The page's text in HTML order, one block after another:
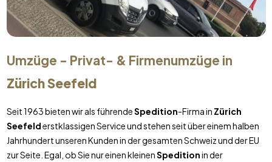
Umzüge - Privat- & Firmenumzüge in
Zürich Seefeld
Seit 1963 bieten wir als führendeSpedition-Firma in Zürich
Seefelderstklassigen Service und stehen seit über einem halben
Jahrhundert unseren Kunden in der gesamten Schweiz und der EU
zur Seite. Egal, ob Sie nur einen kleinenSpeditionin der